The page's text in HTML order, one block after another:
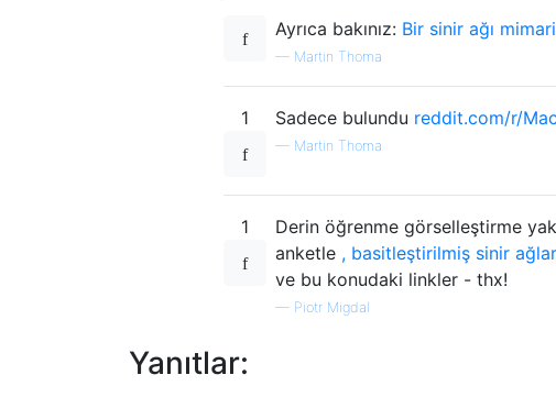
Ayrıca bakınız: Bir sinir ağı
— Martin Thoma
1 Sadece bulundu reddit.com/r/
— Martin Thoma
1
Derin öğrenme görselleştirme
anketle , basitleştirilmiş sinir
ve bu konudaki linkler - thx!
— Piotr Migdal
Yanıtlar: